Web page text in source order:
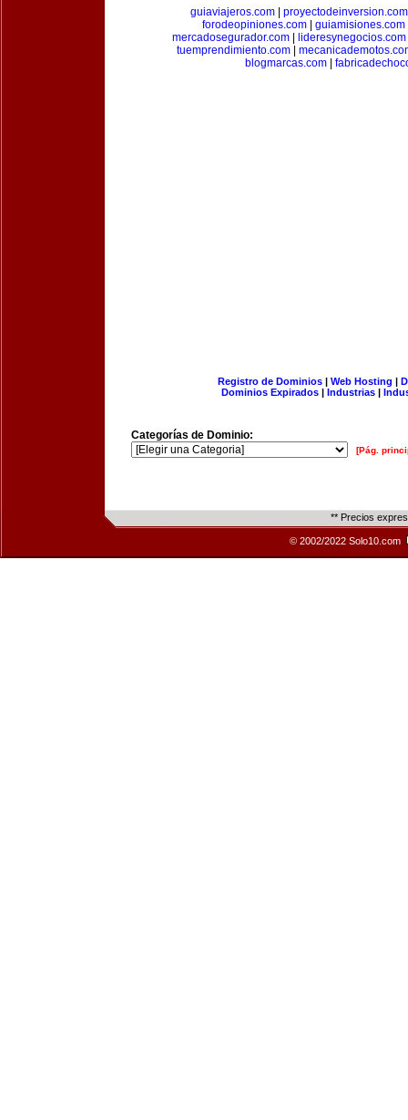
guiaviajeros.com| proyectodeinversion.com
forodeopiniones.com
guiamisiones.com
mercadosegurador.com
lideresynegocios.com
tuemprendimiento.com
blogmarcas.com|
Registro de Dominios| Web Hosting |
Dominios Expirados | Industrias |
Categorías de Dominio:
[Pág.
** Precios
© 2002/2022 Solo10.com